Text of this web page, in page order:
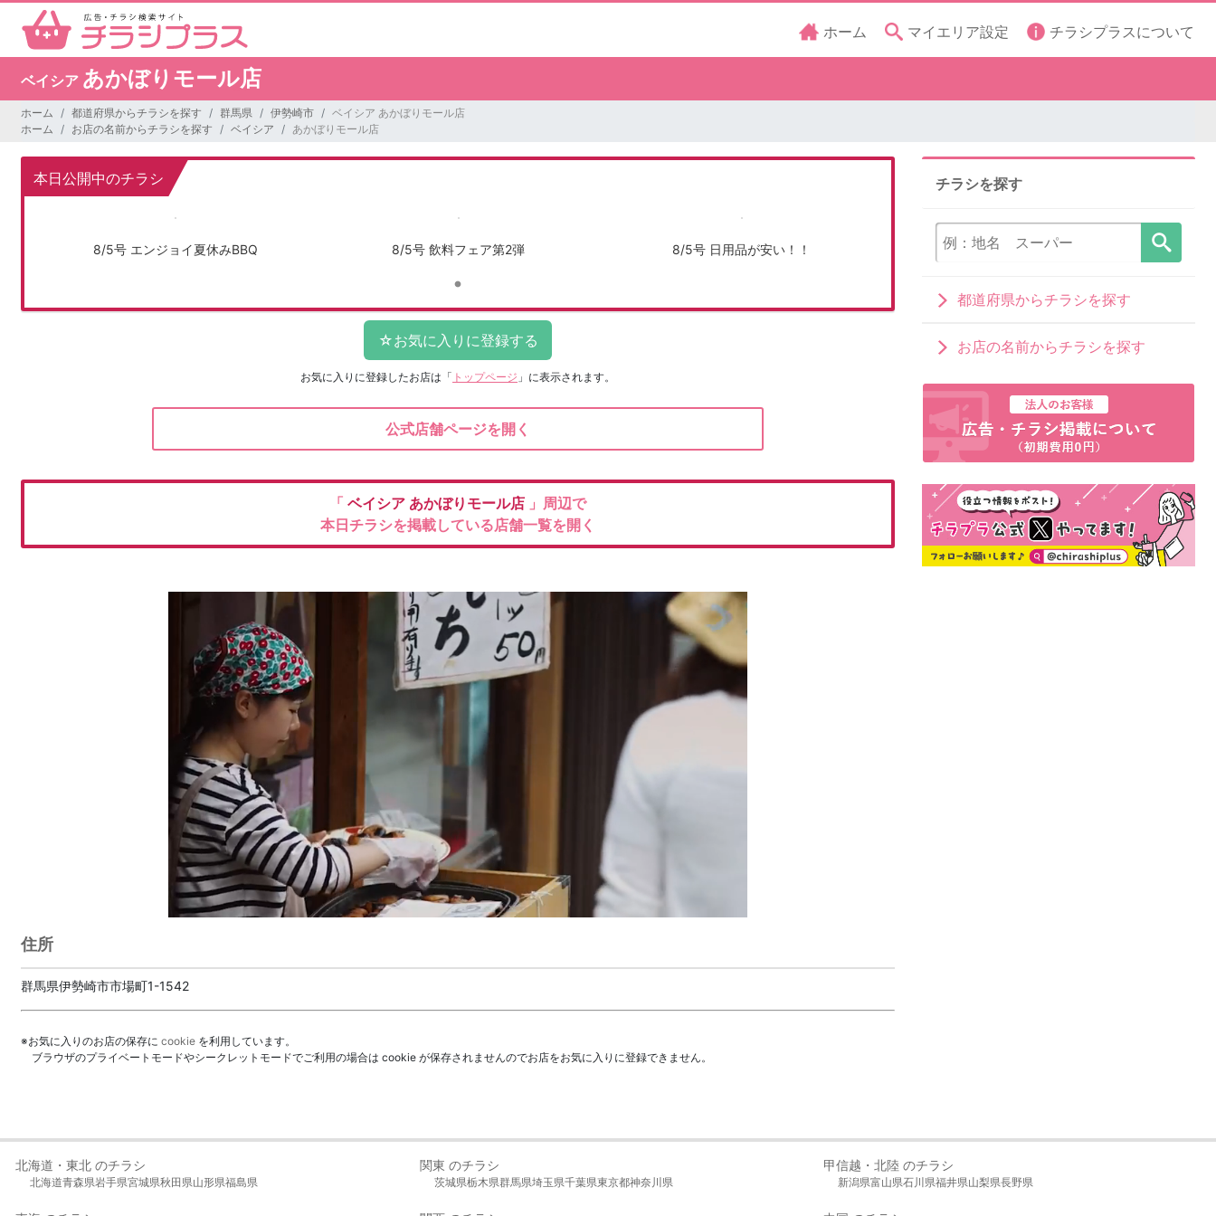
ホーム マイエリア設定 チラシプラスについて
ベイシア あかぼりモール店
ホーム 都道府県からチラシを探す 群馬県 伊勢崎市
ベイシア あかぼりモール店
ホーム
お店の名前からチラシを探す ベイシア あかぼりモール店
本日公開中のチラシ
8/5号 エンジョイ夏休みBBQ 8/5号 飲料フェア第2弾 8/5号 日用品が安い！！
お気に入りに登録したお店は 「 トップページ 」に表示されます。
公式店舗ページを開く
「 ベイシア あかぼりモール店 」周辺で
本日チラシを掲載している店舗一覧を開く
住所
群馬県伊勢崎市市場町1-1542
※お気に入りのお店の保存に cookie を利用しています。
ブラウザのプライベートモードやシークレットモードでご利用の場合は cookie が保存されませんのでお店をお気に入りに登録できません。
チラシを探す
都道府県からチラシを探す
お店の名前からチラシを探す
北海道・東北 のチラシ
北海道青森県岩手県宮城県秋田県山形県福島県
関東 のチラシ
茨城県栃木県群馬県埼玉県千葉県東京都神奈川県
甲信越・北陸 のチラシ
新潟県富山県石川県福井県山梨県長野県